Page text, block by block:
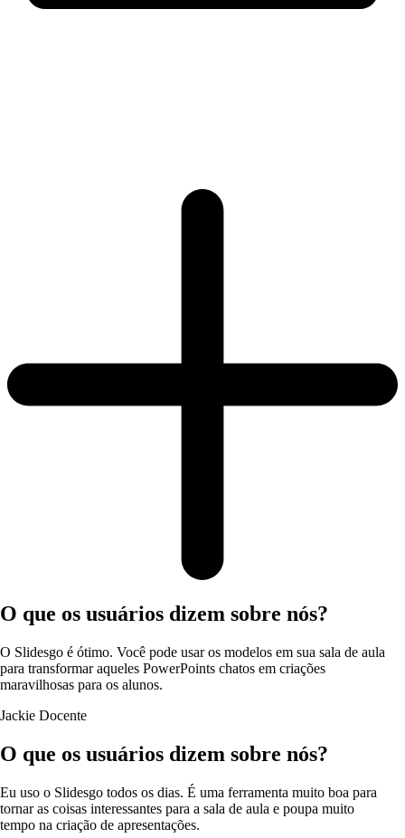
O que os usuários dizem sobre nós?
O Slidesgo é ótimo. Você pode usar os modelos em sua sala de aula
para transformar aqueles PowerPoints chatos em criações
maravilhosas para os alunos.
Jackie Docente
O que os usuários dizem sobre nós?
Eu uso o Slidesgo todos os dias. É uma ferramenta muito boa para
tornar as coisas interessantes para a sala de aula e poupa muito
tempo na criação de apresentações.